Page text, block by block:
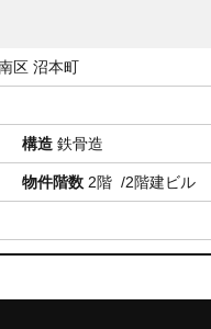
区 沼本町
構造 鉄骨造
物件階数 2階 /2階建ビル